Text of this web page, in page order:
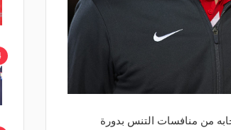
من منافسات التنس بدورة